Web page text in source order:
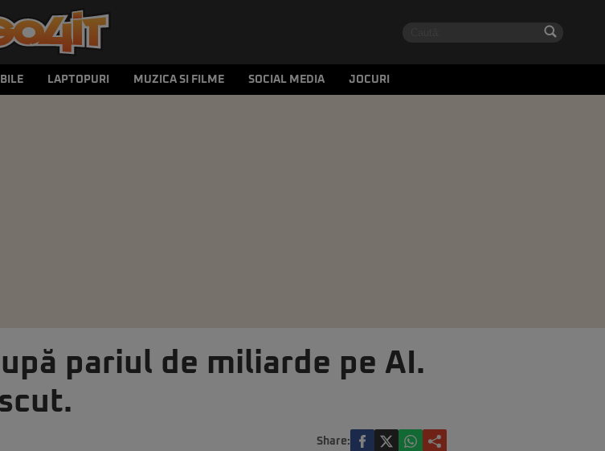
LAPTOPURI MUZICA SI FILME SOCIAL MEDIA JOCURI
pariul de miliarde pe AI.
Share: